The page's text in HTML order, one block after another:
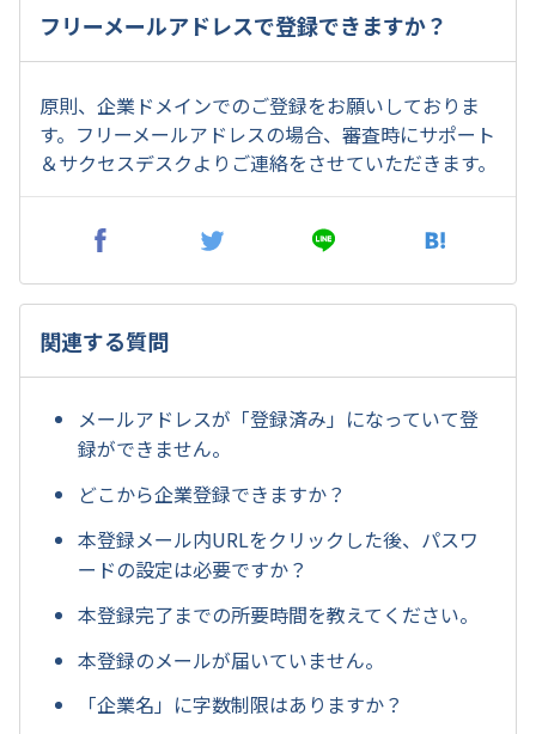
フリーメールアドレスで登録できますか？
原則、企業ドメインでのご登録をお願いしておりま
す。フリーメールアドレスの場合、審査時にサポート
＆サクセスデスクよりご連絡をさせていただきます。
関連する質問
メールアドレスが「登録済み」になっていて登
録ができません。
どこから企業登録できますか？
本登録メール内URLをクリックした後、パスワ
ードの設定は必要ですか？
本登録完了までの所要時間を教えてください。
本登録のメールが届いていません。
「企業名」に字数制限はありますか？